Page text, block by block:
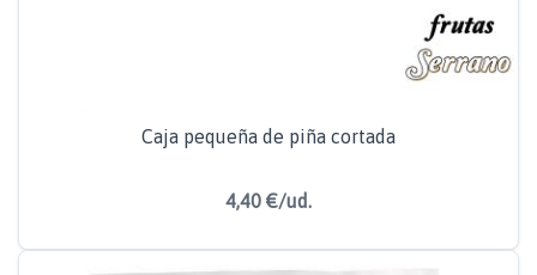
Caja pequeña de piña cortada
4,40 €/ud.